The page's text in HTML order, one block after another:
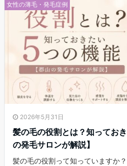
女性の薄毛・発毛症例
2026年5月31日
髪の毛の役割とは？知ってお
の発毛サロンが解説】
髪の毛の役割って知っていますか